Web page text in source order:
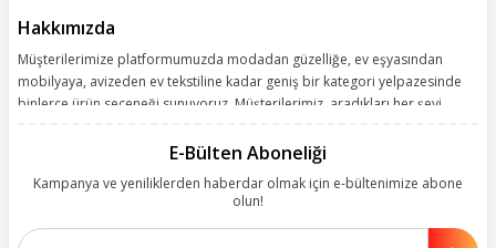
Hakkımızda
Müşterilerimize platformumuzda modadan güzelliğe, ev eşyasından
mobilyaya, avizeden ev tekstiline kadar geniş bir kategori yelpazesinde
binlerce ürün seçeneği sunuyoruz. Müşterilerimiz, aradıkları her şeyi
kolay, kusursuz ve keyifli bir alışveriş yolculuğu sunarken deneyiminize
olanakları sunuyoruz. Çalışmalarımızı müşterilerimizin memnuniyetini
E-Bülten Aboneliği
Kampanya ve yeniliklerden haberdar olmak için e-bültenimize abone
olun!